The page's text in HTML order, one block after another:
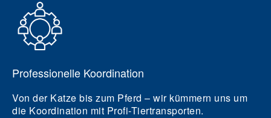
Professionelle Koordination
Von der Katze bis zum Pferd – wir kümmern uns um
die Koordination mit Profi-Tiertransporten.